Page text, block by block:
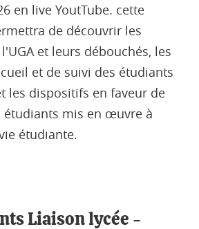
en live YoutTube. cette
de découvrir les
et leurs débouchés, les
et de suivi des étudiants,
les dispositifs en faveur de
étudiants mis en œuvre à
étudiante.
Liaison lycée -